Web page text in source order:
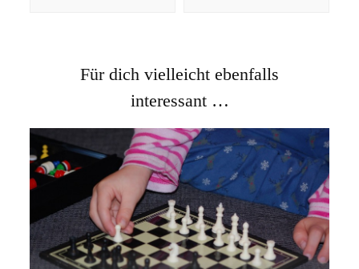
Für dich vielleicht ebenfalls
interessant …